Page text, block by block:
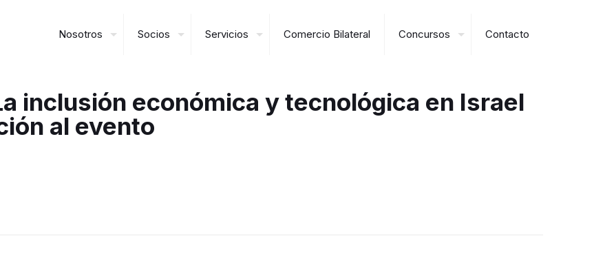
Nosotros Socios Servicios Comercio Bilateral Concursos Contacto
inclusión económica y tecnológica en Israel
al evento